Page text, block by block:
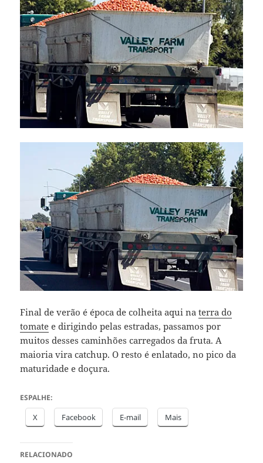
Final de verão é época de colheita aqui naterra do
tomate e dirigindo pelas estradas, passamos por
muitos desses caminhões carregados da fruta. A
maioria vira catchup. O resto é enlatado, no pico da
maturidade e doçura.
ESPALHE:
X Facebook E-mail Mais
RELACIONADO